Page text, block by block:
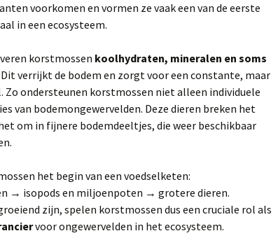
voorkomen en vormen ze vaak een van de eerste
in een ecosysteem.
korstmossen koolhydraten, mineralen en soms
verrijkt de bodem en zorgt voor een constante, maar
Zo ondersteunen korstmossen niet alleen individuele
van bodemongewervelden. Deze dieren breken het
om in fijnere bodemdeeltjes, die weer beschikbaar
het begin van een voedselketen:
→ isopods en miljoenpoten → grotere dieren.
zijn, spelen korstmossen dus een cruciale rol als
voor ongewervelden in het ecosysteem.